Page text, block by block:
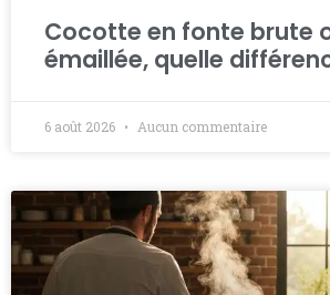
Cocotte en fonte brute
émaillée, quelle
6 août 2026 Aucun commentaire